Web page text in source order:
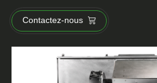
Contactez-nous